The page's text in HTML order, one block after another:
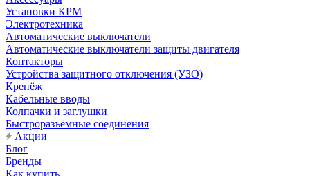
Установки КРМ
Электротехника
Автоматические выключатели
Автоматические выключатели защиты двигателя
Контакторы
Устройства защитного отключения (УЗО)
Крепёж
Кабельные вводы
Колпачки и заглушки
Быстроразъёмные соединения
Акции
Блог
Бренды
Как купить